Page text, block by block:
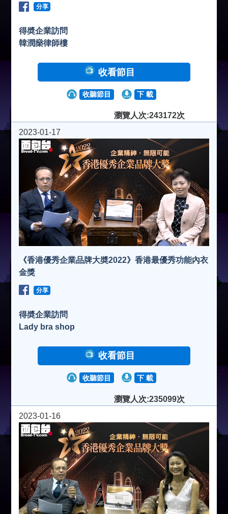
分享
得奬企業訪問
韓潤燊律師樓
收看節目
收聽節目 下 載
瀏覽人次:243172次
2023-01-17
《香港優秀企業品牌大奬2022》香港最優秀功能內衣
金獎
分享
得奬企業訪問
Lady bra shop
收看節目
收聽節目 下 載
瀏覽人次:235099次
2023-01-16